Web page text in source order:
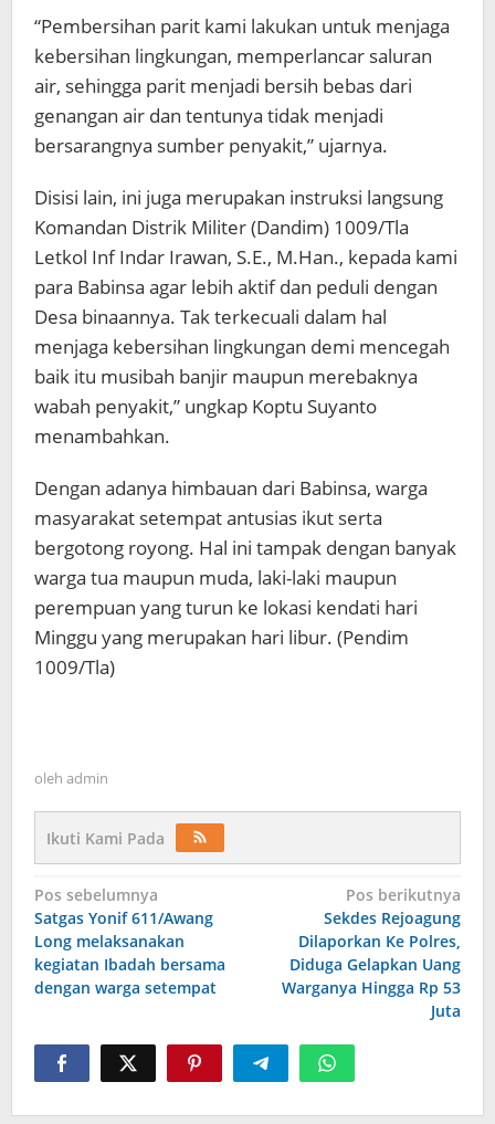
“Pembersihan parit kami lakukan untuk menjaga
kebersihan lingkungan, memperlancar saluran
air, sehingga parit menjadi bersih bebas dari
genangan air dan tentunya tidak menjadi
bersarangnya sumber penyakit,” ujarnya.
Disisi lain, ini juga merupakan instruksi langsung
Komandan Distrik Militer (Dandim) 1009/Tla
Letkol Inf Indar Irawan, S.E., M.Han., kepada kami
para Babinsa agar lebih aktif dan peduli dengan
Desa binaannya. Tak terkecuali dalam hal
menjaga kebersihan lingkungan demi mencegah
baik itu musibah banjir maupun merebaknya
wabah penyakit,” ungkap Koptu Suyanto
menambahkan.
Dengan adanya himbauan dari Babinsa, warga
masyarakat setempat antusias ikut serta
bergotong royong. Hal ini tampak dengan banyak
warga tua maupun muda, laki-laki maupun
perempuan yang turun ke lokasi kendati hari
Minggu yang merupakan hari libur. (Pendim
1009/Tla)
oleh admin
Ikuti Kami Pada
Navigasi
pos
Pos sebelumnya
Satgas Yonif 611/Awang
Long melaksanakan
kegiatan Ibadah bersama
dengan warga setempat
Pos berikutnya
Sekdes Rejoagung
Dilaporkan Ke Polres,
Diduga Gelapkan Uang
Warganya Hingga Rp 53
Juta